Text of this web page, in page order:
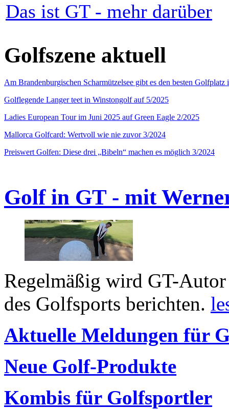
Das ist GT - mehr darüber
Golfszene aktuell
Am Brandenburgischen Scharmützelsee gibt es den besten
Golflegende Langer teet in Winstongolf auf 5/2025
Ladies European Tour im Juni 2025 auf Green Eagle 2/2025
Mallorca Golfcard: Wertvoll wie nie zuvor 3/2024
Preiswert Golfen: Diese drei „Bibeln“ machen es möglich 3/2024
Golf in GT - mit
Regelmäßig wird GT-
des Golfsports berichten.
Aktuelle Meldungen für
Neue Golf-Produkte
Kombis für Golfsportler